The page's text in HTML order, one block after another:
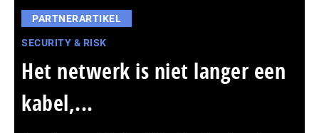
PARTNERARTIKEL
SECURITY & RISK
Het netwerk is niet langer een
kabel,...